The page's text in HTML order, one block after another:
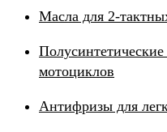
Масла для 2-
мотоциклов
Антифризы для